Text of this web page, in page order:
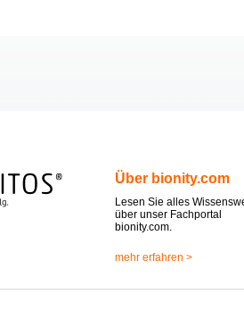
Über bionity.com
Lesen Sie alles
über unser Fachportal
bionity.com.
mehr erfahren >